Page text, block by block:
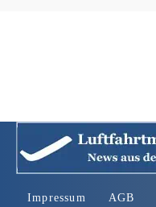
Impressum AGB